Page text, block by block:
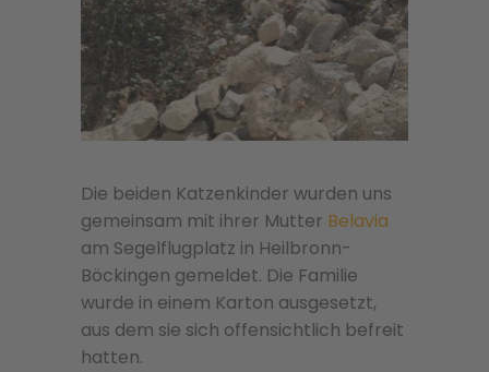
Die beiden Katzenkinder wurden uns
gemeinsam mit ihrer Mutter Belavia
am Segelflugplatz in Heilbronn-
Böckingen gemeldet. Die Familie
wurde in einem Karton ausgesetzt,
aus dem sie sich offensichtlich befreit
hatten.